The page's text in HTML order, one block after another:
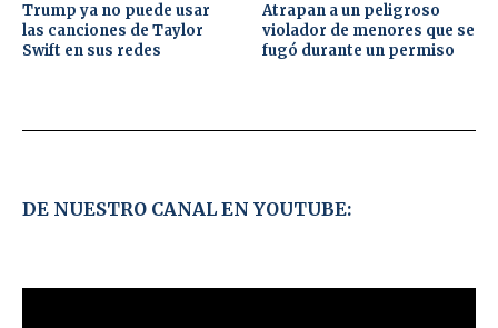
Trump ya no puede usar
las canciones de Taylor
Swift en sus redes
Atrapan a un peligroso
violador de menores que se
fugó durante un permiso
DE NUESTRO CANAL EN YOUTUBE: